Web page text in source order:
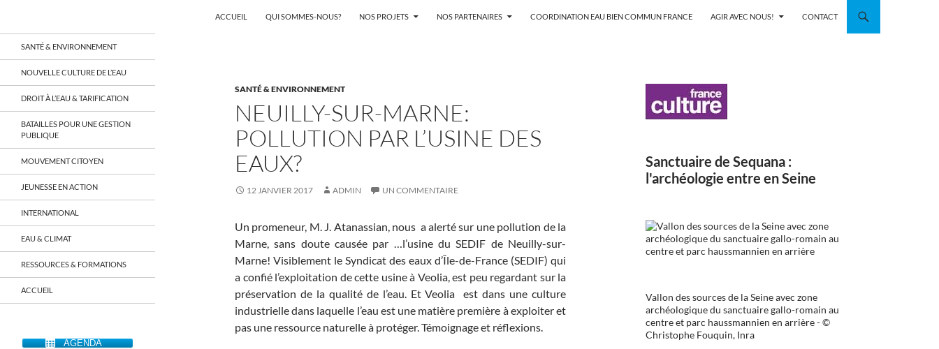
Aller
au
contenu
ACCUEIL QUI SOMMES-NOUS? NOS PROJETS NOS PARTENAIRES COORDINATION EAU BIEN COMMUN FRANCE AGIR AVEC NOUS! CONTACT
SANTÉ & ENVIRONNEMENT
NEUILLY-SUR-MARNE:
POLLUTION PAR L’USINE DES
EAUX?
12 JANVIER 2017 ADMIN UN COMMENTAIRE
Un promeneur, M. J. Atanassian, nous a alerté sur une pollution de la
Marne, sans doute causée par …l’usine du SEDIF de Neuilly-sur-
Marne! Visiblement le Syndicat des eaux d’Île-de-France (SEDIF) qui
a confié l’exploitation de cette usine à Veolia, est peu regardant surla
préservation de la qualité de l’eau. Et Veolia est dans une culture
industrielle dans laquelle l’eau est une matière première à exploiter et
pas une ressource naturelle à protéger. Témoignage et réflexions.
Sanctuaire de Sequana :
l'archéologie entre en Seine
Vallon des sources de la Seine avec zone
archéologique du sanctuaire gallo-romain au
centre et parc haussmannien en arrière - ©
Christophe Fouquin, Inra
un réseau qui réunit citoyens et
associations autour de la ressource
territoire français, sur tous les
économique, juridique, de la santé,
culturel…
SANTÉ & ENVIRONNEMENT
NOUVELLE CULTURE DE L’EAU
DROIT À L’EAU & TARIFICATION
BATAILLES POUR UNE GESTION
PUBLIQUE
MOUVEMENT CITOYEN
JEUNESSE EN ACTION
INTERNATIONAL
EAU & CLIMAT
RESSOURCES & FORMATIONS
ACCUEIL
AGENDA